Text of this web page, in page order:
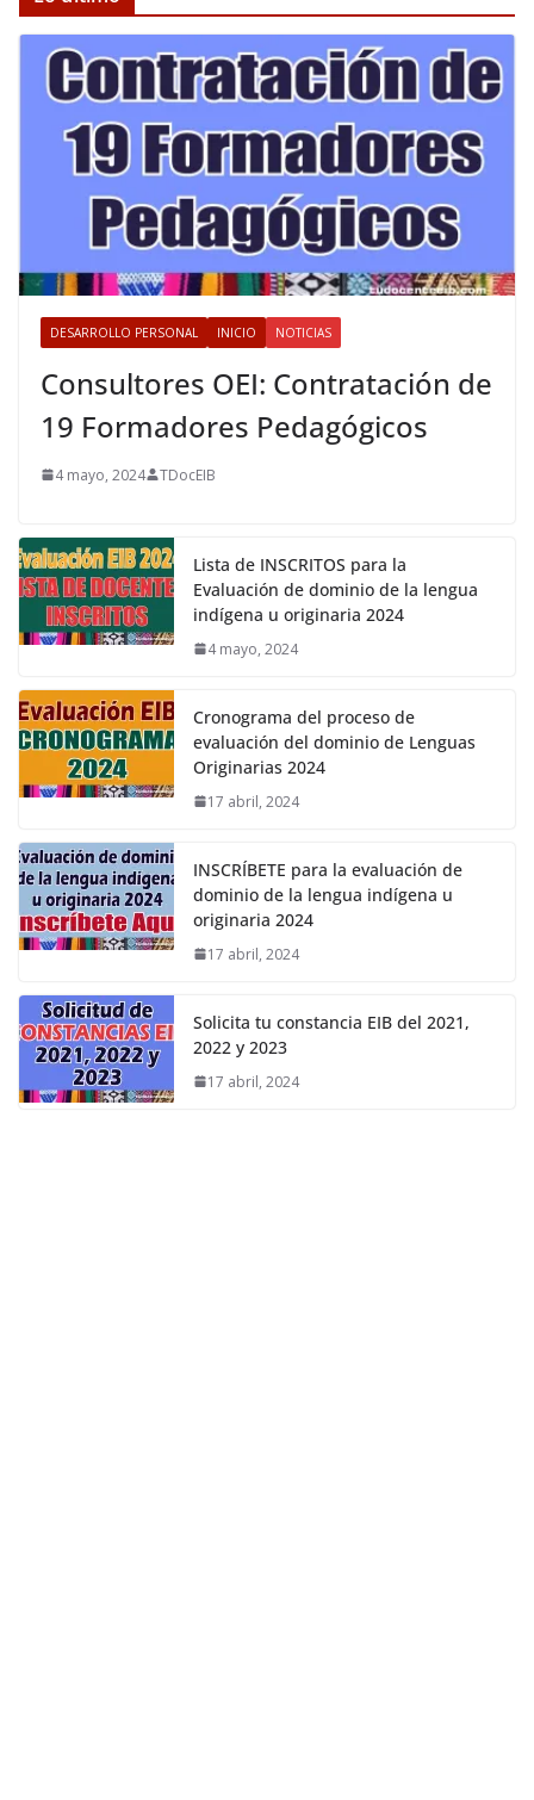
DESARROLLO PERSONAL INICIO NOTICIAS
Consultores OEI: Contratación de
19 Formadores Pedagógicos
4 mayo, 2024 TDocEIB
Lista de INSCRITOS para la
Evaluación de dominio de la lengua
indígena u originaria 2024
4 mayo, 2024
Cronograma del proceso de
evaluación del dominio de Lenguas
Originarias 2024
17 abril, 2024
INSCRÍBETE para la evaluación de
dominio de la lengua indígena u
originaria 2024
17 abril, 2024
Solicita tu constancia EIB del 2021,
2022 y 2023
17 abril, 2024